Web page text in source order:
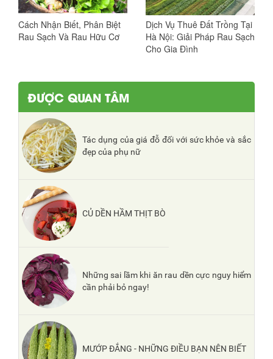
Cách Nhận Biết, Phân Biệt
Rau Sạch Và Rau Hữu Cơ
Dịch Vụ Thuê Đất Trồng Tại
Hà Nội: Giải Pháp Rau Sạch
Cho Gia Đình
ĐƯỢC QUAN TÂM
Tác dụng của giá đỗ đối với sức khỏe và sắc
đẹp của phụ nữ
CỦ DỀN HẦM THỊT BÒ
Những sai lầm khi ăn rau dền cực nguy hiểm
cần phải bỏ ngay!
MƯỚP ĐẮNG - NHỮNG ĐIỀU BẠN NÊN BIẾT